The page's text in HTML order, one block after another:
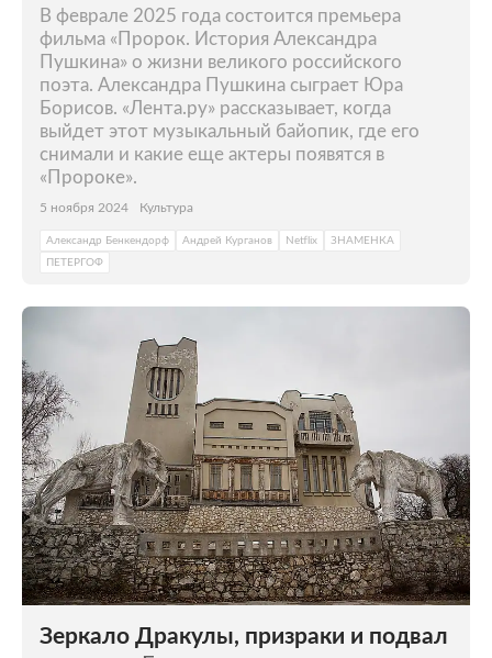
В феврале 2025 года состоится премьера
фильма «Пророк. История Александра
Пушкина» о жизни великого российского
поэта. Александра Пушкина сыграет Юра
Борисов. «Лента.ру» рассказывает, когда
выйдет этот музыкальный байопик, где его
снимали и какие еще актеры появятся в
«Пророке».
5 ноября 2024 Культура
Александр Бенкендорф Андрей Курганов Netflix
ЗНАМЕНКА
ПЕТЕРГОФ
Зеркало Дракулы, призраки и подвал